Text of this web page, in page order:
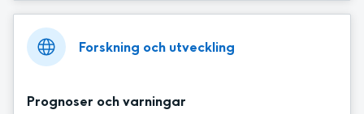
Forskning och utveckling
Prognoser och varningar